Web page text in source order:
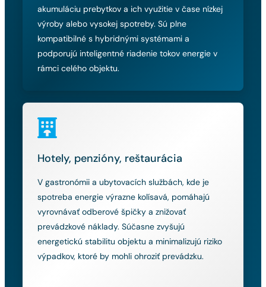
akumuláciu prebytkov a ich využitie v čase nízkej
výroby alebo vysokej spotreby. Sú plne
kompatibilné s hybridnými systémami a
podporujú inteligentné riadenie tokov energie v
rámci celého objektu.
Hotely, penzióny, reštaurácia
V gastronómii a ubytovacích službách, kde je
spotreba energie výrazne kolísavá, pomáhajú
vyrovnávať odberové špičky a znižovať
prevádzkové náklady. Súčasne zvyšujú
energetickú stabilitu objektu a minimalizujú riziko
výpadkov, ktoré by mohli ohroziť prevádzku.